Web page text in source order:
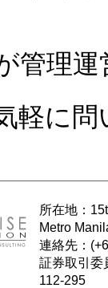
管理
軽に
所在地：
Metro
連絡先：
証券取引
112-295